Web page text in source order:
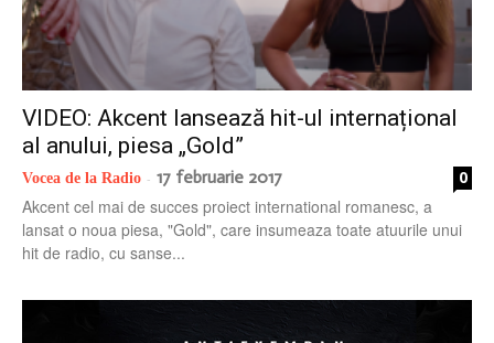
VIDEO: Akcent lansează hit-ul internațional
al anului, piesa „Gold”
Vocea de la Radio - 17 februarie 2017 0
Akcent cel mai de succes proiect international romanesc, a
lansat o noua piesa, "Gold", care insumeaza toate atuurile unui
hit de radio, cu sanse...